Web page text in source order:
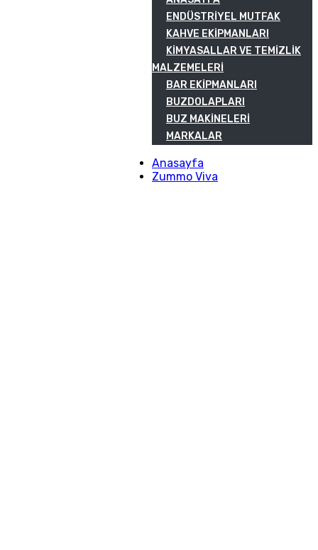
ENDÜSTRIYEL MUTFAK
KAHVE EKIPMANLARI
KIMYASALLAR VE TEMIZLIK
MALZEMELERI
BAR EKIPMANLARI
BUZDOLAPLARI
BUZ MAKINELERI
MARKALAR
Anasayfa
Zummo Viva